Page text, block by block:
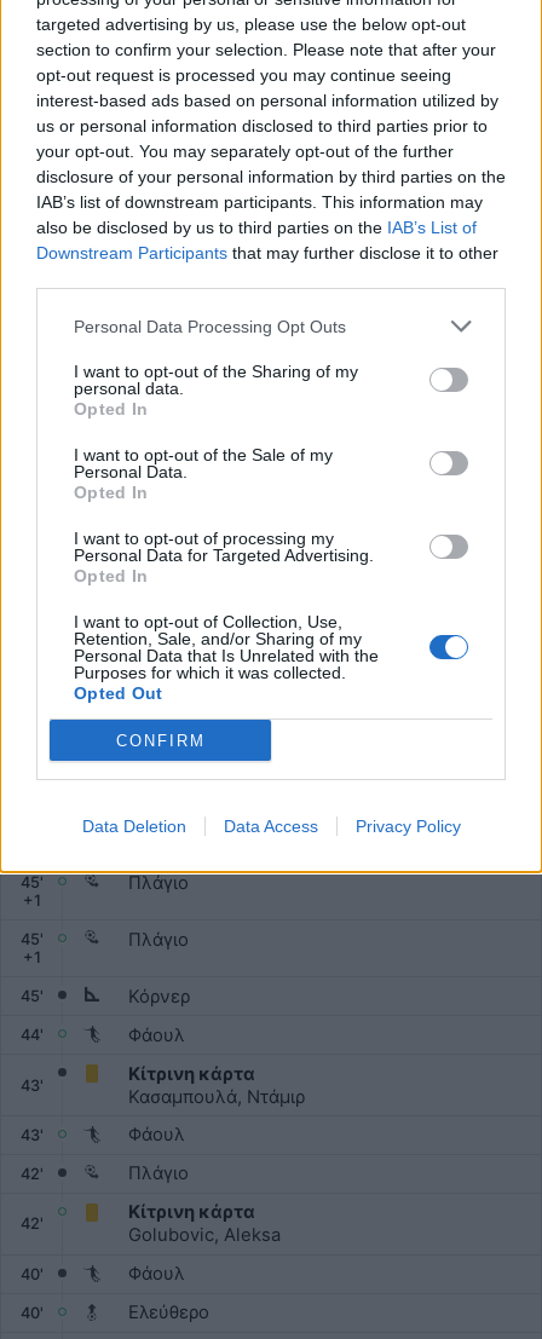
targeted advertising by us, please use the below opt-out
section to confirm your selection. Please note that after your
opt-out request is processed you may continue seeing
interest-based ads based on personal information utilized by
us or personal information disclosed to third parties prior to
your opt-out. You may separately opt-out of the further
disclosure of your personal information by third parties on the
IAB’s list of downstream participants. This information may
also be disclosed by us to third parties on the IAB’s List of
Downstream Participants that may further disclose it to other
Personal Data Processing Opt Outs
I want to opt-out of the Sharing of my
personal data.
Opted In
I want to opt-out of the Sale of my
Personal Data.
Opted In
I want to opt-out of processing my
Personal Data for Targeted Advertising.
Opted In
I want to opt-out of Collection, Use,
Retention, Sale, and/or Sharing of my
Personal Data that Is Unrelated with the
Purposes for which it was collected.
Opted Out
CONFIRM
Data Deletion Data Access Privacy Policy
55' Πλάγιο
55' Φάουλ
54' Ελεύθερο
54' Σουτ εκτός στόχου
53' Φάουλ
52' Φάουλ
51' Ελεύθερο
Κόρνερ
Πλάγιο
Πλάγιο
Απόκρουση τερματοφύλακα
Σουτ εντός στόχου
Πλάγιο
Πλάγιο
Κασαμπουλά, Ντάμιρ
Τουγιακμπάεφ, Αζαμάτ
Αλλαγή
Ταπάλοφ
Έντμιλσον
46'
Αλλαγή
Μαρτίνοβιτς, Αλεκσάντρ
45'
+ 1
Πλάγιο
45'
+ 1
Πλάγιο
45' Κόρνερ
44' Φάουλ
43'
Κίτρινη κάρτα
Κασαμπουλά, Ντάμιρ
43' Φάουλ
42' Πλάγιο
42'
Κίτρινη κάρτα
Golubovic, Aleksa
40' Φάουλ
40' Ελεύθερο